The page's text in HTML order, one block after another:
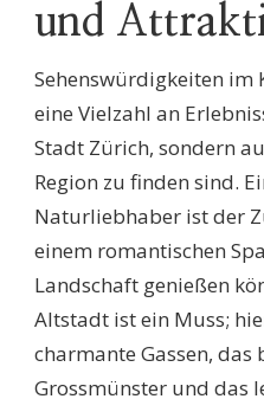
und
Sehenswürdigkeiten im
eine Vielzahl an
Stadt Zürich, sondern
Region zu finden sind.
Naturliebhaber ist der
einem romantischen
Landschaft genießen
Altstadt ist ein Muss;
charmante Gassen, das
Grossmünster und das